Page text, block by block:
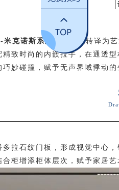
克诺斯系列
，将潮流转译为
精致时尚的内嵌拉手，在通透
巧妙碰撞，赋予无声界域悸动
多拉石纹门板，形成视觉中心
合柜增添柜体层次，赋予家居